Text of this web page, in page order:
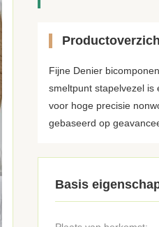
Fijne Denier
smeltpunt stapelvezel is
voor hoge precisie
gebaseerd op
Basis